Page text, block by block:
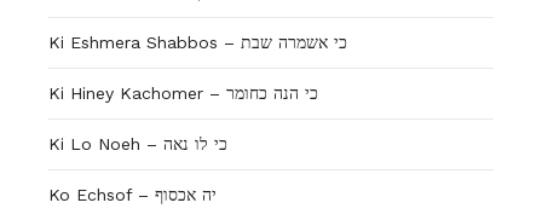
Ki Eshmera Shabbos – כי אשמרה שבת
Ki Hiney Kachomer – כי הנה כחומר
Ki Lo Noeh – כי לו נאה
Ko Echsof – יה אכסוף